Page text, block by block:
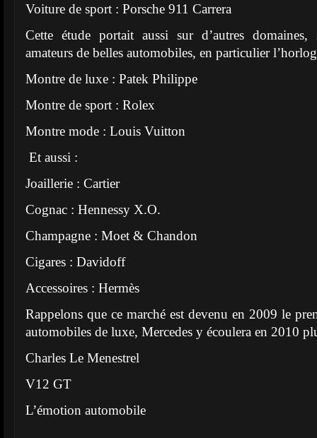
Voiture de sport : Porsche 911 Carrera
Cette étude portait aussi sur d’autres domaines,
amateurs de belles automobiles, en particulier
Montre de luxe : Patek Philippe
Montre de sport : Rolex
Montre mode : Louis Vuitton
Et aussi :
Joaillerie : Cartier
Cognac : Hennessy X.O.
Champagne : Moet & Chandon
Cigares : Davidoff
Accessoires : Hermès
Rappelons que ce marché est devenu en 2009 le
automobiles de luxe, Mercedes y écoulera en 2010
Charles Le Menestrel
V12 GT
L’émotion automobile